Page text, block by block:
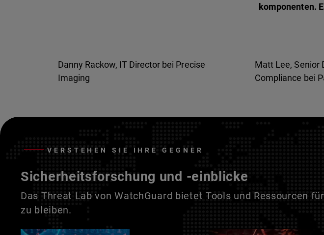
Danny Rackow, IT Director bei Precise
Imaging
komponenten.
Matt Lee, Senior
Compliance bei
VERSTEHEN SIE IHRE GEGNER
Sicherheitsforschung und -einblicke
Das Threat Lab von WatchGuard bietet Tools und Ressourcen
zu bleiben.